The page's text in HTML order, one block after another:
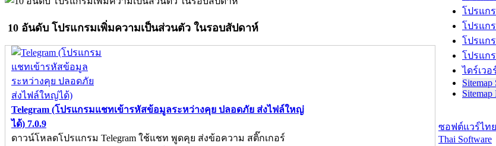
10 อันดับ โปรแกรมเพิ่มความเป็นส่วนตัว ในรอบสัปดาห์
Telegram (โปรแกรมแชทเข้ารหัสข้อมูลระหว่างคุย ปลอดภัย ส่งไฟล์ใหญ่
ได้) 7.0.9
ดาวน์โหลดโปรแกรม Telegram ใช้แชท พูดคุย ส่งข้อความ สติ๊กเกอร์
โปรแก
โปรแก
โปรแก
โปรแก
ไดร์เวอ
Sitemap
Sitemap
ซอฟต์แวร์ไทย
Thai Software